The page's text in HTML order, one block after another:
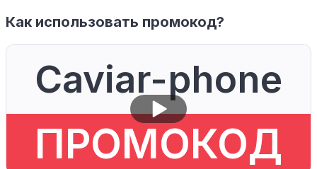
Как использовать промокод?
Caviar-phone
ПРОМОКОД